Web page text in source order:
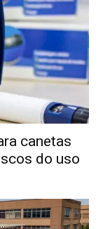
canetas
do uso